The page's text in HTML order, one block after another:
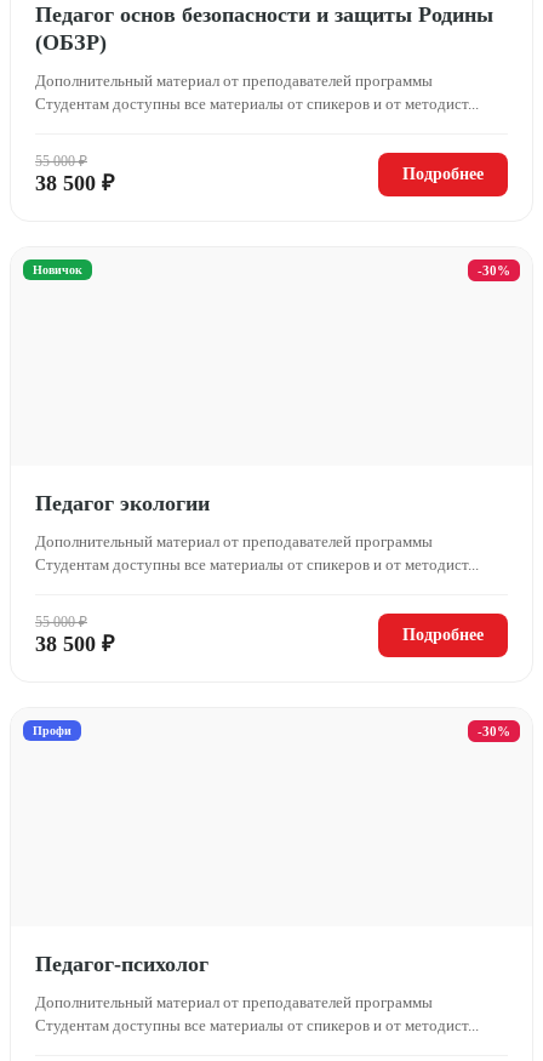
Педагог основ безопасности и защиты Родины
(ОБЗР)
Дополнительный материал от преподавателей программы
Студентам доступны все материалы от спикеров и от методист...
55 000 ₽
38 500 ₽ Подробнее
-30%
Новичок
Педагог экологии
Дополнительный материал от преподавателей программы
Студентам доступны все материалы от спикеров и от методист...
55 000 ₽
38 500 ₽ Подробнее
-30%
Профи
Педагог-психолог
Дополнительный материал от преподавателей программы
Студентам доступны все материалы от спикеров и от методист...